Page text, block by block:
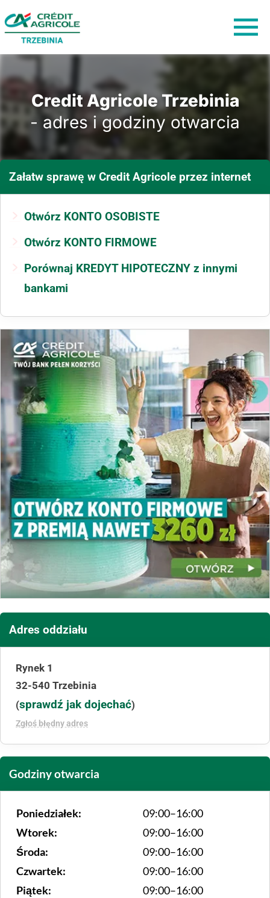
Credit Agricole Trzebinia
- adres i godziny otwarcia
Załatw sprawę w Credit Agricole przez internet
Otwórz KONTO OSOBISTE
Otwórz KONTO FIRMOWE
Porównaj KREDYT HIPOTECZNY z innymi
bankami
Adres oddziału
Rynek 1
32-540 Trzebinia
(sprawdź jak dojechać)
Zgłoś błędny adres
Godziny otwarcia
Poniedziałek:
09:00–16:00
Wtorek:
09:00–16:00
Środa:
09:00–16:00
Czwartek:
09:00–16:00
Piątek:
09:00–16:00